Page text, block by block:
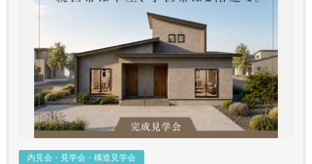
内見会・見学会・構造見学会